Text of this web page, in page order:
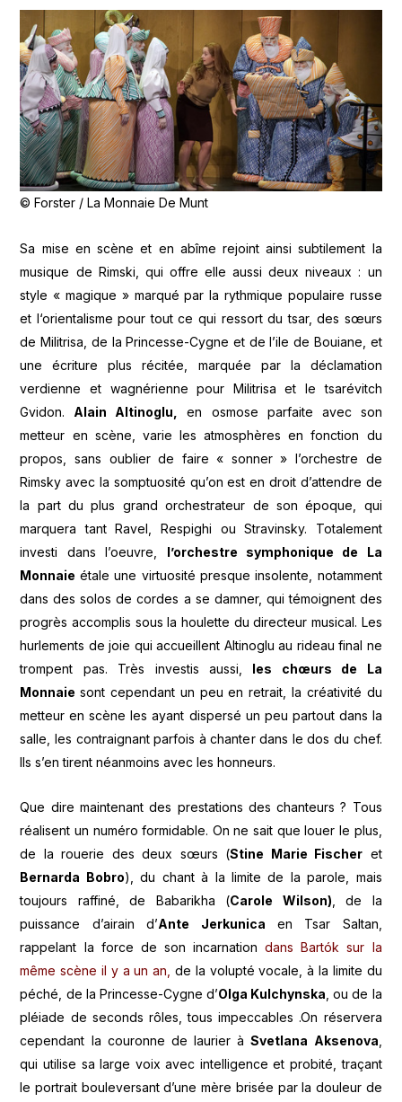
© Forster / La Monnaie De Munt
Sa mise en scène et en abîme rejoint ainsi subtilement la
musique de Rimski, qui offre elle aussi deux niveaux : un
style « magique » marqué par la rythmique populaire russe
et l‘orientalisme pour tout ce qui ressort du tsar, des sœurs
de Militrisa, de la Princesse-Cygne et de l’ile de Bouiane, et
une écriture plus récitée, marquée par la déclamation
verdienne et wagnérienne pour Militrisa et le tsarévitch
Gvidon. Alain Altinoglu,
en osmose parfaite avec son
metteur en scène, varie les atmosphères en fonction du
propos, sans oublier de faire « sonner » l’orchestre de
Rimsky avec la somptuosité qu’on est en droit d’attendre de
la part du plus grand orchestrateur de son époque, qui
marquera tant Ravel, Respighi ou Stravinsky. Totalement
investi dans l’oeuvre, l’orchestre symphonique de La
Monnaie étale une virtuosité presque insolente, notamment
dans des solos de cordes a se damner, qui témoignent des
progrès accomplis sous la houlette du directeur musical. Les
hurlements de joie qui accueillent Altinoglu au rideau final ne
trompent pas. Très investis aussi, les chœurs de La
Monnaiesont cependant un peu en retrait, la créativité du
metteur en scène les ayant dispersé un peu partout dans la
salle, les contraignant parfois à chanter dans le dos du chef.
Ils s’en tirent néanmoins avec les honneurs.
Que dire maintenant des prestations des chanteurs ? Tous
réalisent un numéro formidable. On ne sait que louer le plus,
de la rouerie des deux sœurs (Stine Marie Fischer et
Bernarda Bobro), du chant à la limite de la parole, mais
toujours raffiné, de Babarikha (Carole Wilson) , de la
puissance d’airain d’Ante Jerkunica en Tsar Saltan,
rappelant la force de son incarnationdans Bartók sur la
même scène il y a un an, de la volupté vocale, à la limite du
péché, de la Princesse-Cygne d’Olga Kulchynska , ou de la
pléiade de seconds rôles, tous impeccables .On réservera
cependant la couronne de laurier àSvetlana Aksenova
qui utilise sa large voix avec intelligence et probité, traçant
le portrait bouleversant d’une mère brisée par la douleur de